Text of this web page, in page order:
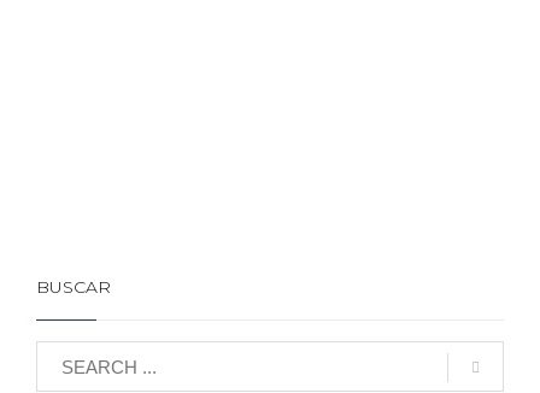
BUSCAR